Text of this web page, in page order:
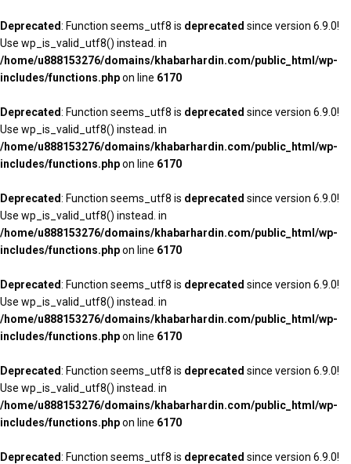
Deprecated: Function seems_utf8 is deprecated since version 6.9.0!
Use wp_is_valid_utf8() instead. in
/home/u888153276/domains/khabarhardin.com/public_html/wp-
includes/functions.phpon line 6170
Deprecated: Function seems_utf8 is deprecated since version 6.9.0!
Use wp_is_valid_utf8() instead. in
/home/u888153276/domains/khabarhardin.com/public_html/wp-
includes/functions.phpon line 6170
Deprecated: Function seems_utf8 is deprecated since version 6.9.0!
Use wp_is_valid_utf8() instead. in
/home/u888153276/domains/khabarhardin.com/public_html/wp-
includes/functions.phpon line 6170
Deprecated: Function seems_utf8 is deprecated since version 6.9.0!
Use wp_is_valid_utf8() instead. in
/home/u888153276/domains/khabarhardin.com/public_html/wp-
includes/functions.phpon line 6170
Deprecated: Function seems_utf8 is deprecated since version 6.9.0!
Use wp_is_valid_utf8() instead. in
/home/u888153276/domains/khabarhardin.com/public_html/wp-
includes/functions.phpon line 6170
Deprecated: Function seems_utf8 is deprecated since version 6.9.0!